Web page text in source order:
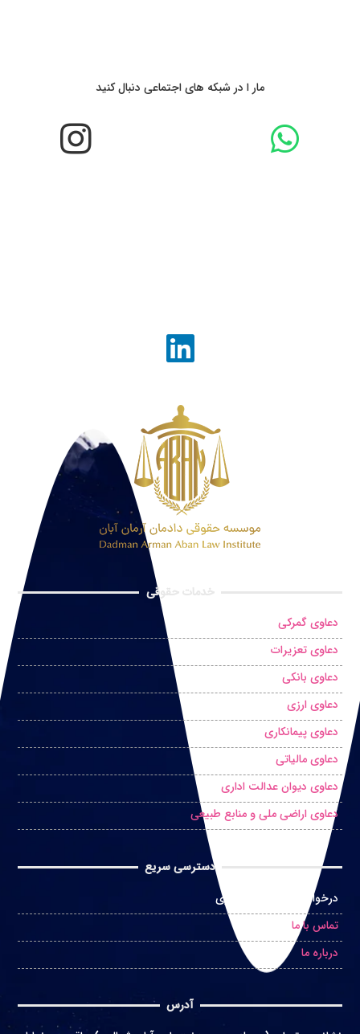
مار ا در شبکه های اجتماعی دنبال کنید
خدمات حقوقی
دعاوی گمرکی
دعاوی تعزیرات
دعاوی بانکی
دعاوی ارزی
دعاوی پیمانکاری
دعاوی مالیاتی
دعاوی دیوان عدالت اداری
دعاوی اراضی ملی و منابع طبیعی
دسترسی سریع
درخواست مشاوره حضوری
تماس با ما
درباره ما
آدرس